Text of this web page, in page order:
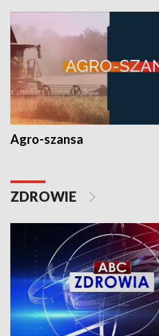
Agro-szansa
ZDROWIE